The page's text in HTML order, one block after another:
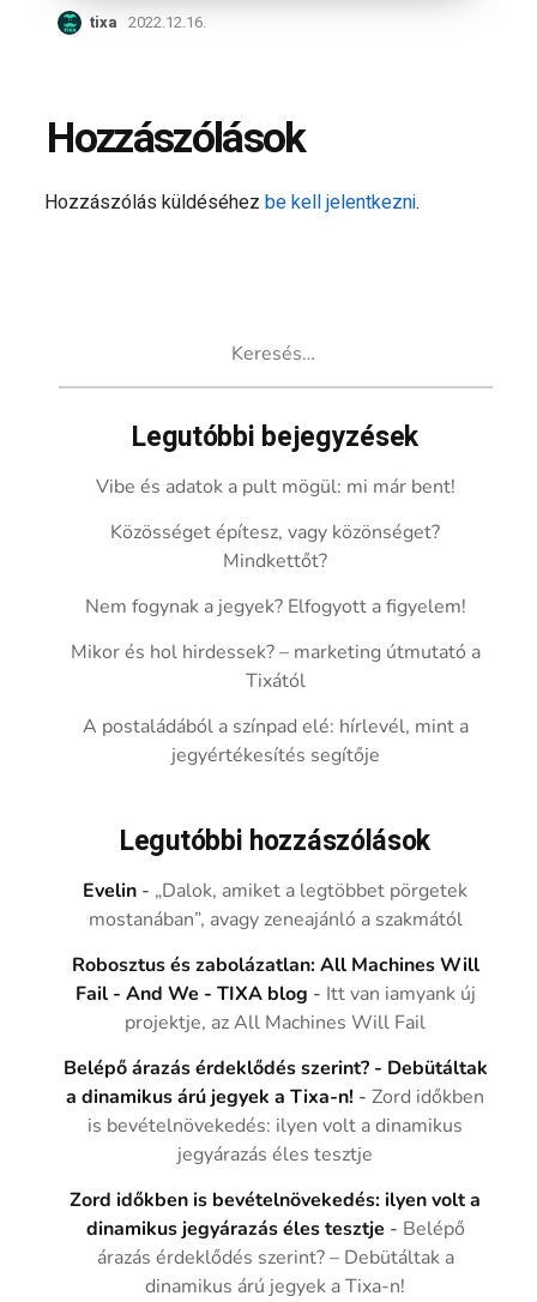
tixa 2022.12.16.
Hozzászólások
Hozzászólás küldéséhezbe kell jelentkezni.
Legutóbbi bejegyzések
Vibe és adatok a pult mögül: mi már bent!
Közösséget építesz, vagy közönséget?
Mindkettőt?
Nem fogynak a jegyek? Elfogyott a figyelem!
Mikor és hol hirdessek? – marketing útmutató a
Tixától
A postaládából a színpad elé: hírlevél, mint a
jegyértékesítés segítője
Legutóbbi hozzászólások
Evelin - „Dalok, amiket a legtöbbet pörgetek
mostanában”, avagy zeneajánló a szakmától
Robosztus és zabolázatlan: All Machines Will
Fail - And We - TIXA blog - Itt van iamyank új
projektje, az All Machines Will Fail
Belépő árazás érdeklődés szerint? - Debütáltak
a dinamikus árú jegyek a Tixa-n! -Zord időkben
is bevételnövekedés: ilyen volt a dinamikus
jegyárazás éles tesztje
Zord időkben is bevételnövekedés: ilyen volt a
dinamikus jegyárazás éles tesztje - Belépő
árazás érdeklődés szerint? – Debütáltak a
dinamikus árú jegyek a Tixa-n!